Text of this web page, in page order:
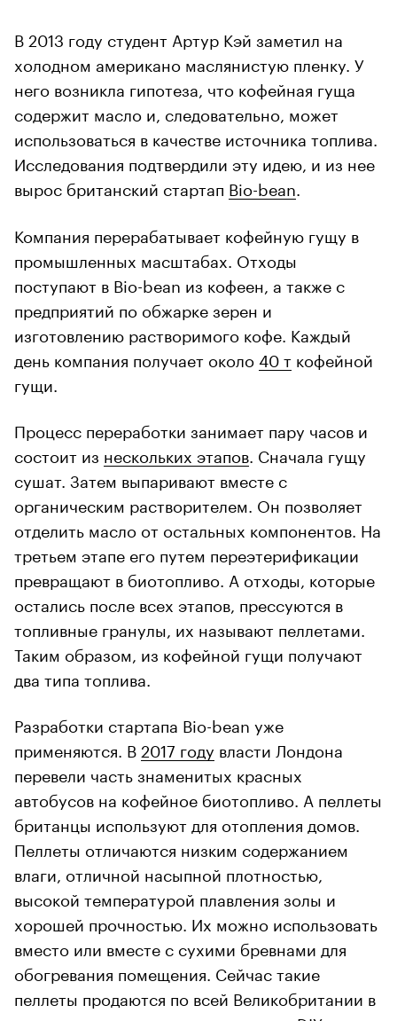
В 2013 году студент Артур Кэй заметил на
холодном американо маслянистую пленку. У
него возникла гипотеза, что кофейная гуща
содержит масло и, следовательно, может
использоваться в качестве источника топлива.
Исследования подтвердили эту идею, и из нее
вырос британский стартап Bio-bean
Компания перерабатывает кофейную гущу в
промышленных масштабах. Отходы
поступают в Bio-bean из кофеен, а также с
предприятий по обжарке зерен и
изготовлению растворимого кофе. Каждый
день компания получает около40 т кофейной
гущи.
Процесс переработки занимает пару часов и
состоит из нескольких этапов . Сначала гущу
сушат. Затем выпаривают вместе с
органическим растворителем. Он позволяет
отделить масло от остальных компонентов. На
третьем этапе его путем переэтерификации
превращают в биотопливо. А отходы, которые
остались после всех этапов, прессуются в
топливные гранулы, их называют пеллетами.
Таким образом, из кофейной гущи получают
два типа топлива.
Разработки стартапа Bio-bean уже
применяются. В 2017 году власти Лондона
перевели часть знаменитых красных
автобусов на кофейное биотопливо. А пеллеты
британцы используют для отопления домов.
Пеллеты отличаются низким содержанием
влаги, отличной насыпной плотностью,
высокой температурой плавления золы и
хорошей прочностью. Их можно использовать
вместо или вместе с сухими бревнами для
обогревания помещения. Сейчас такие
пеллеты продаются по всей Великобритании в